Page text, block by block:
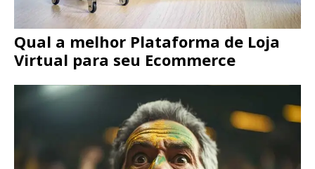
Qual a melhor Plataforma de Loja
Virtual para seu Ecommerce